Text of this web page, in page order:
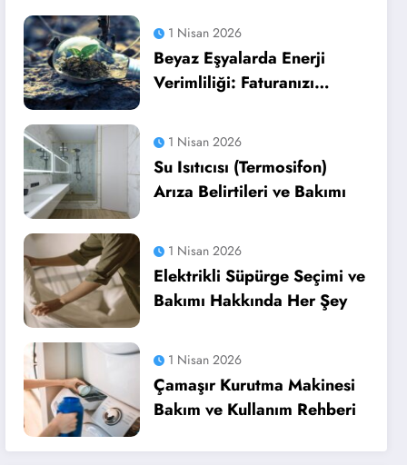
1 Nisan 2026
Beyaz Eşyalarda Enerji
Verimliliği: Faturanızı
1 Nisan 2026
Su Isıtıcısı (Termosifon)
Arıza Belirtileri ve Bakımı
1 Nisan 2026
Elektrikli Süpürge Seçimi ve
Bakımı Hakkında Her Şey
1 Nisan 2026
Çamaşır Kurutma Makinesi
Bakım ve Kullanım Rehberi